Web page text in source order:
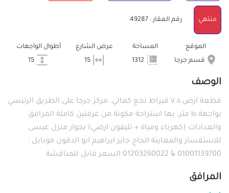
منتهي رقم العقار : 49287
الموقع
قسم جرجا
المساحة
عرض الشارع
15
أطوال الواجهات
الوصف
قطعة ارض ٧.٥ قيراط نجع كمالي، مركز جرجا على الطريق الرئيسي
بواجهة ١٥ متر، بها استراحة مكونة من غرفتين كاملة المرافق
والعدادات (كهرباء ومياة + تليفون ارضي) بجوار منزل عيسى
للاستفسار والمعاينة الحاج جابر ابراهيم ابو الدقون موبايل :
01001139700 & 01203260022 السعر قابل للمناقشة
المرافق